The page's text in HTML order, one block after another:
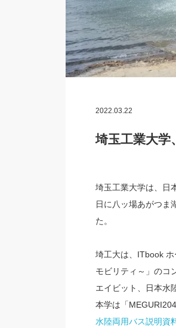
2022.03.22
埼玉工業大学
埼玉工業大学は、日
日に八ッ場あがつま
た。
埼工大は、ITbook
モビリティ～」のコ
エイビット、日本水
本学は「
水陸両用バス説明資